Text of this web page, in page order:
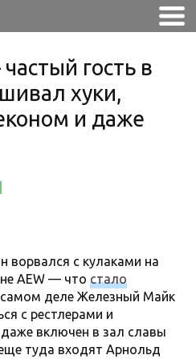
гость в
хуки,
и даже
ворвался с кулаками на
AEW — что стало
деле Железный Майк
с рестлерами и
включен в зал славы
туда входят Арнольд